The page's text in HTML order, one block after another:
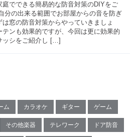
庭でできる簡易的な防音対策のDIYをご
分の出来る範囲でお部屋からの音を防ぎ
は窓の防音対策からやっていきましょ
テンも効果的ですが、今回は更に効果的
ッシをご紹介し […]
ム カラオケ ギター ゲーム
その他楽器 テレワーク ドア防音